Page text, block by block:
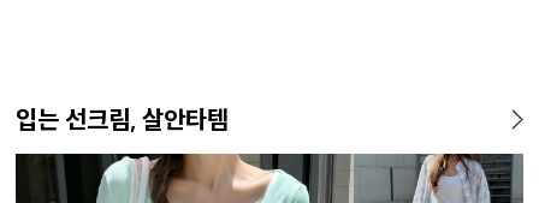
입는 선크림, 살안타템